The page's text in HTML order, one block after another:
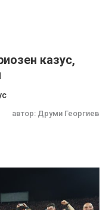
казус,
автор: Друми Георгиев